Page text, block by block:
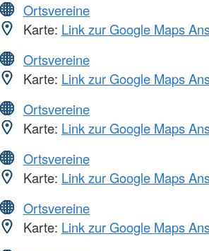
Ortsvereine
Karte: Link zur Google Maps
Ortsvereine
Karte: Link zur Google Maps
Ortsvereine
Karte: Link zur Google Maps
Ortsvereine
Karte: Link zur Google Maps
Ortsvereine
Karte: Link zur Google Maps